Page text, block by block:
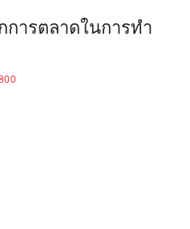
ารตลาดในการทำ